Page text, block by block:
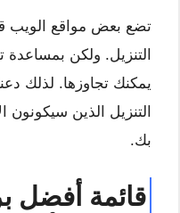
تضع بعض مواقع الويب
التنزيل. ولكن بمساعدة
يمكنك تجاوزها. لذلك
بك.
قائمة أفضل